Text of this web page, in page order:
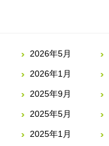
2026年5月
2026年1月
2025年9月
2025年5月
2025年1月